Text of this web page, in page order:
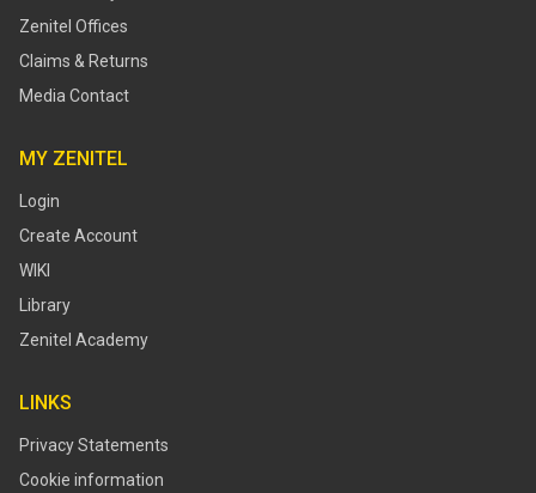
Zenitel Offices
Claims & Returns
Media Contact
MY ZENITEL
Login
Create Account
WIKI
Library
Zenitel Academy
LINKS
Privacy Statements
Cookie information